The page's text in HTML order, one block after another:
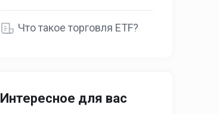
Что такое торговля ETF?
Интересное для вас